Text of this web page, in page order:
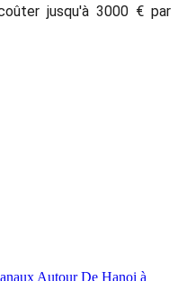
Cambodge entre
sont réduites et
variant de 23 à 32 °C.
?
personne. Pour deux
et 1500 €, tandis qu'un
jusqu'à 3000 € par